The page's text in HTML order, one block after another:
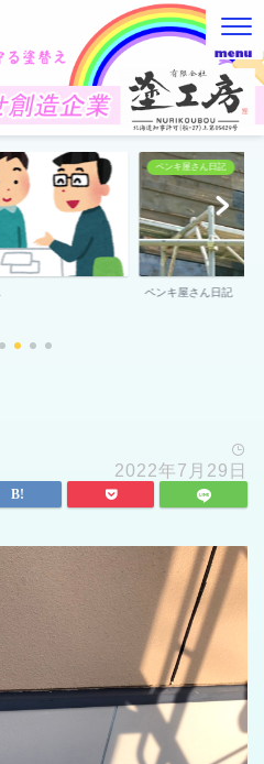
ペンキ屋さん日記
ペンキ屋さん日記
2022年7月29日